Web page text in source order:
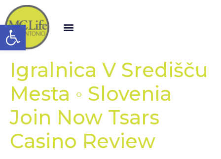
Open toolbar
Igralnica V Središču
Mesta ◦ Slovenia
Join Now Tsars
Casino Review